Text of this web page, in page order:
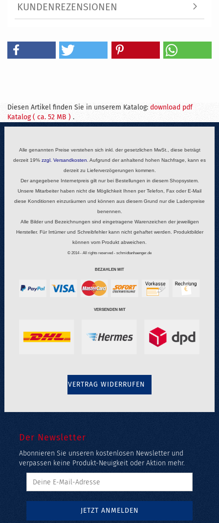
KUNDENREZENSIONEN
Diesen Artikel finden Sie in unserem Katalog: download pdf
Katalog ( ca. 52 MB ) .
Alle genannten Preise verstehen sich inkl. der gesetzlichen MwSt., diese beträgt
derzeit 19% zzgl. Versandkosten. Aufgrund der anhaltend hohen Nachfrage, kann es
derzeit zu Lieferverzögerungen kommen.
Der angegebene Internetpreis gilt nur bei Bestellungen in diesem Shopsystem.
Unsere Mitarbeiter haben nicht die Möglichkeit Ihnen per Telefon, Fax oder E-Mail
diese Konditionen einzuräumen und können aus diesem Grund nur die Ladenpreise
benennen.
Alle Bilder und Bezeichnungen sind eingetragene Warenzeichen der jeweiligen
Hersteller. Für Irrtümer und Schreibfehler kann nicht gehaftet werden. Produktbilder
können vom Produkt abweichen.
© 2014 - All rights reserved - schmidtanhaenger.de
BEZAHLEN MIT
VERSENDEN MIT
VERTRAG WIDERRUFEN
Der Newsletter
Abonnieren Sie unseren kostenlosen Newsletter und
verpassen keine Produkt-Neuigkeit oder Aktion mehr.